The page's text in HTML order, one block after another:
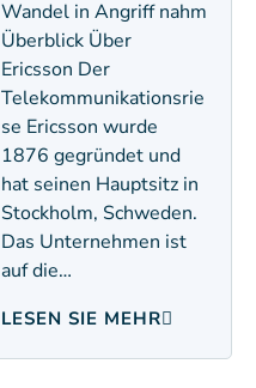
Wandel in Angriff nahm
Überblick Über
Ericsson Der
Telekommunikationsrie
se Ericsson wurde
1876 gegründet und
hat seinen Hauptsitz in
Stockholm, Schweden.
Das Unternehmen ist
auf die…
LESEN SIE MEHR